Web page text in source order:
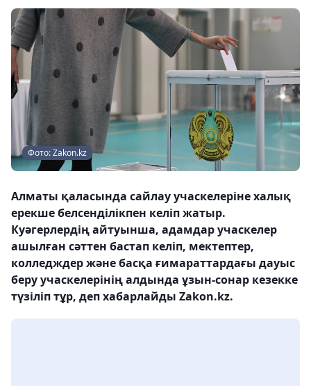
Фото: Zakon.kz
Алматы қаласында сайлау учаскелеріне халық
ерекше белсенділікпен келіп жатыр.
Куәгерлердің айтуынша, адамдар учаскелер
ашылған сәттен бастап келіп, мектептер,
колледждер және басқа ғимараттардағы дауыс
беру учаскелерінің алдында ұзын-сонар кезекке
түзіліп тұр, деп хабарлайды Zakon.kz.